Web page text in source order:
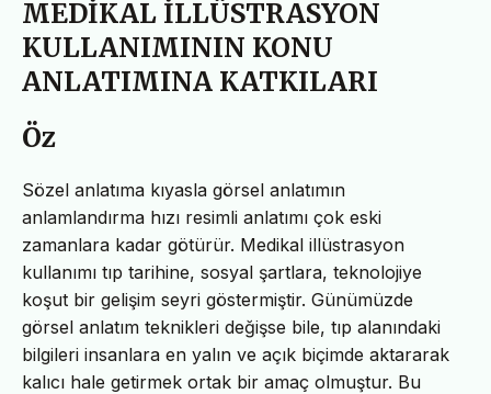
MEDİKAL İLLÜSTRASYON
KULLANIMININ KONU
ANLATIMINA KATKILARI
Öz
Sözel anlatıma kıyasla görsel anlatımın
anlamlandırma hızı resimli anlatımı çok eski
zamanlara kadar götürür. Medikal illüstrasyon
kullanımı tıp tarihine, sosyal şartlara, teknolojiye
koşut bir gelişim seyri göstermiştir. Günümüzde
görsel anlatım teknikleri değişse bile, tıp alanındaki
bilgileri insanlara en yalın ve açık biçimde aktararak
kalıcı hale getirmek ortak bir amaç olmuştur. Bu